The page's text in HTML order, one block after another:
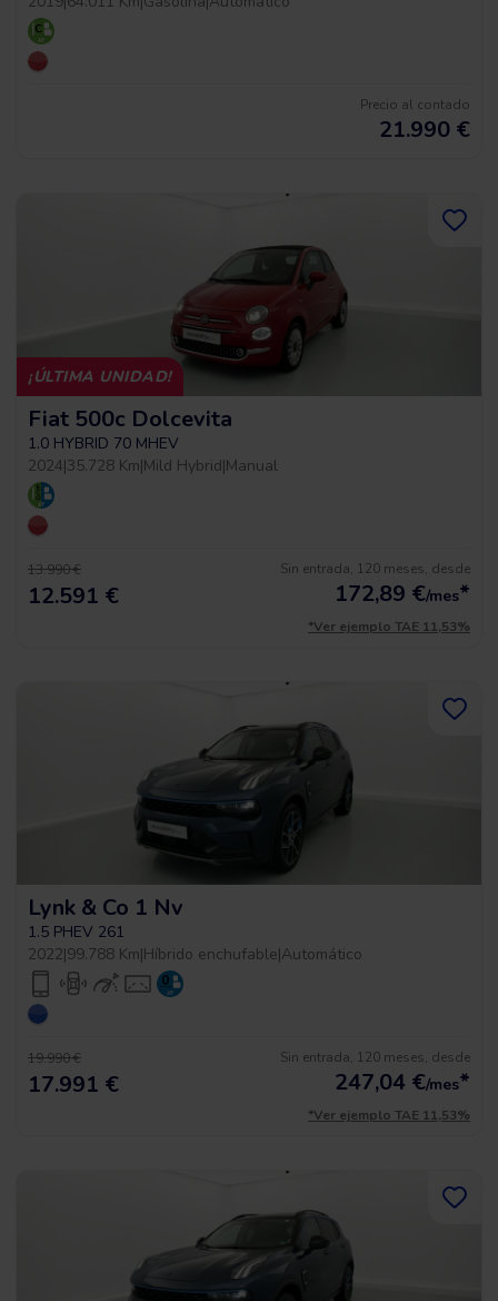
Precio al contado
21.990 €
¡ÚLTIMA UNIDAD!
Fiat 500c Dolcevita
1.0 HYBRID 70 MHEV
2024|35.728 Km|Mild Hybrid|Manual
13.990 €
12.591 €
Sin entrada, 120 meses, desde
172,89 €/mes*
*Ver ejemplo TAE 11,53%
Lynk & Co 1 Nv
1.5 PHEV 261
2022|99.788 Km|Híbrido enchufable|Automático
19.990 €
17.991 €
Sin entrada, 120 meses, desde
247,04 €/mes*
*Ver ejemplo TAE 11,53%